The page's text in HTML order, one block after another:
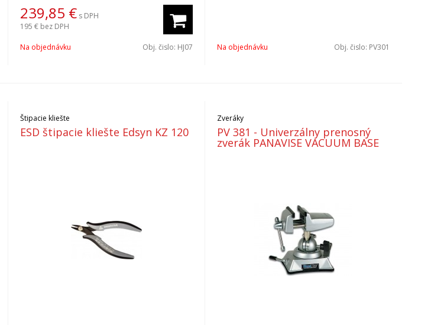
239,85 € s DPH
195 € bez DPH
Na objednávku Obj. čislo: HJ07 Na objednávku Obj. čislo: PV301
Štipacie kliešte
ESD štipacie kliešte Edsyn KZ 120
Zveráky
PV 381 - Univerzálny prenosný
zverák PANAVISE VACUUM BASE